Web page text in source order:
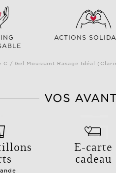
ACTIONS
/ Gel Moussant Rasage Idéal
VOS
E-carte
cadeau